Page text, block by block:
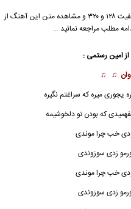
با کیفیت ۱۲۸ و ۳۲۰ و مشاهده متن این آهنگ از
مطلب مراجعه نمائید …
امین رستمی :
♫ ♫
یجوری میره که سراغتم نگیره
که بودن تو دلخوشیمه
خب چرا موندی
زدی سوزوندی
خب چرا موندی
زدی سوزوندی